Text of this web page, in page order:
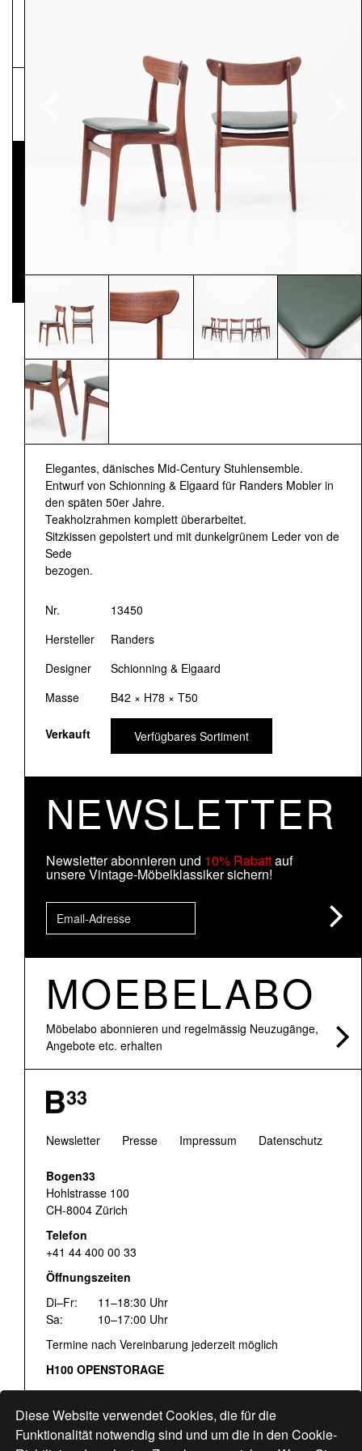
Diese Website verwendet Cookies, die für die
Funktionalität notwendig sind und um die in den Cookie-
Elegantes, dänisches Mid-Century Stuhlensemble.
Entwurf von Schionning & Elgaard für Randers Mobler in
den späten 50er Jahre.
Teakholzrahmen komplett überarbeitet.
Sitzkissen gepolstert und mit dunkelgrünem Leder von de
Sede
bezogen.
Nr.
13450
Hersteller
Randers
Designer
Schionning & Elgaard
Masse
B42 × H78 × T50
Verkauft Verfügbares Sortiment
NEWSLETTER
Newsletter abonnieren und 10% Rabattauf
unsere Vintage-Möbelklassiker sichern!
MOEBELABO
Möbelabo abonnieren und regelmässig Neuzugänge,
Angebote etc. erhalten
Newsletter Presse Impressum Datenschutz
Bogen33
Hohlstrasse 100
CH-8004 Zürich
Telefon
+41 44 400 00 33
Öffnungszeiten
Di–Fr:
11–18:30 Uhr
Sa:
10–17:00 Uhr
Termine nach Vereinbarung jederzeit möglich
H100 OPENSTORAGE
Fr:
16:00–18:30 Uhr
Sa: 12:00–17:00 Uhr
Hohlstrasse 122
Pressematerial